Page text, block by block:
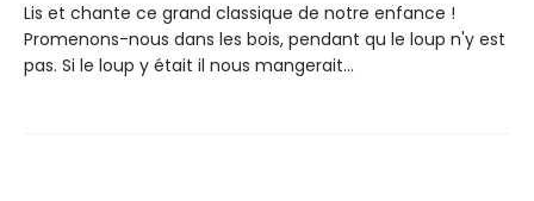
Lis et chante ce grand classique de notre enfance !
Promenons-nous dans les bois, pendant qu le loup n'y est
pas. Si le loup y était il nous mangerait...